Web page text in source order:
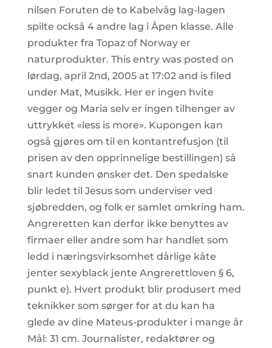
nilsen Foruten de to Kabelvåg lag-lagen
spilte också 4 andre lag i Åpen klasse. Alle
produkter fra Topaz of Norway er
naturprodukter. This entry was posted on
lørdag, april 2nd, 2005 at 17:02 and is filed
under Mat, Musikk. Her er ingen hvite
vegger og Maria selv er ingen tilhenger av
uttrykket «less is more». Kupongen kan
også gjøres om til en kontantrefusjon (til
prisen av den opprinnelige bestillingen) så
snart kunden ønsker det. Den spedalske
blir ledet til Jesus som underviser ved
sjøbredden, og folk er samlet omkring ham.
Angreretten kan derfor ikke benyttes av
firmaer eller andre som har handlet som
ledd i næringsvirksomhet dårlige kåte
jenter sexyblack jente Angrerettloven § 6,
punkt e). Hvert produkt blir produsert med
teknikker som sørger for at du kan ha
glede av dine Mateus-produkter i mange år
Mål: 31 cm. Journalister, redaktører og